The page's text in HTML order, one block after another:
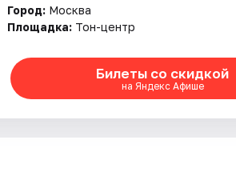
Город: Москва
Площадка: Тон-центр
Билеты со скидкой
на Яндекс Афише